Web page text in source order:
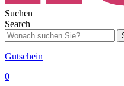
Suchen
Search
Gutschein
0